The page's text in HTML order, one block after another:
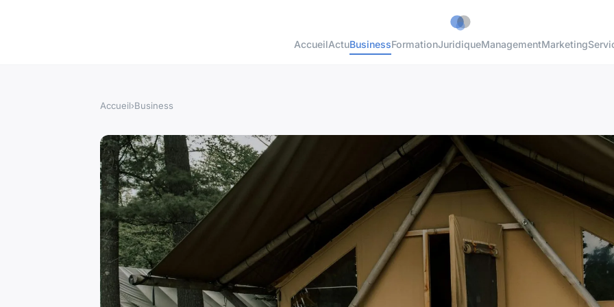
AccueilActuBusinessFormationJuridiqueManagementMarketing
Accueil›Business